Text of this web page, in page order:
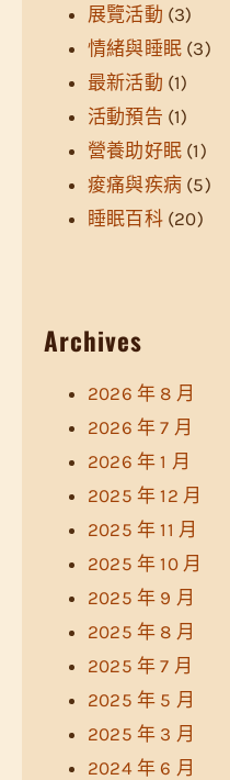
展覽活動 (3)
情緒與睡眠 (3)
最新活動 (1)
活動預告 (1)
營養助好眠 (1)
痠痛與疾病 (5)
睡眠百科(20)
Archives
2026 年 8 月
2026 年 7 月
2026 年 1 月
2025 年 12 月
2025 年 11 月
2025 年 10 月
2025 年 9 月
2025 年 8 月
2025 年 7 月
2025 年 5 月
2025 年 3 月
2024 年 6 月